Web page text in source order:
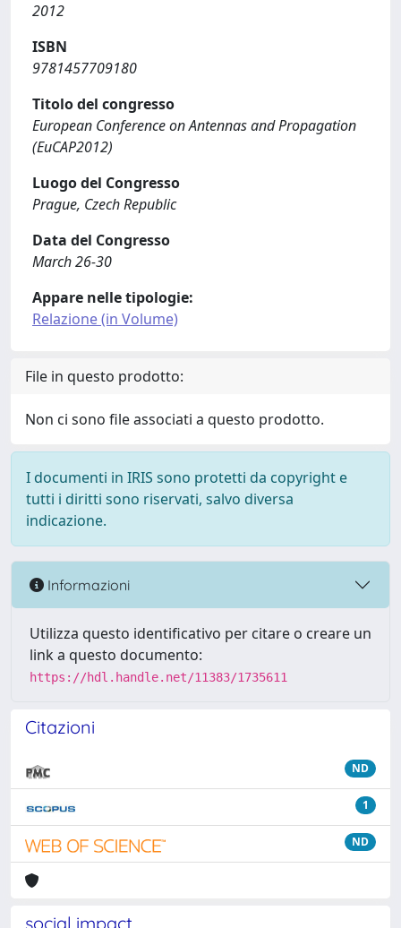
2012
ISBN
9781457709180
Titolo del congresso
European Conference on Antennas and Propagation
(EuCAP2012)
Luogo del Congresso
Prague, Czech Republic
Data del Congresso
March 26-30
Appare nelle tipologie:
Relazione (in Volume)
File in questo prodotto:
Non ci sono file associati a questo prodotto.
I documenti in IRIS sono protetti da copyright e
tutti i diritti sono riservati, salvo diversa
indicazione.
Informazioni
Utilizza questo identificativo per citare o creare un
link a questo documento:
https://hdl.handle.net/11383/1735611
Citazioni
ND
1
ND
social impact